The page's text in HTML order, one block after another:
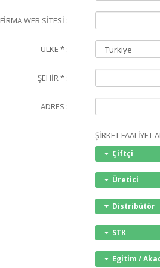
FİRMA WEB SİTESİ :
ÜLKE * :
ŞEHİR * :
ADRES :
ŞİRKET FAALİYET
Çiftçi
Üretici
Distribütör
STK
Egitim /